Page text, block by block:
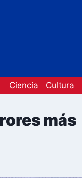
Ciencia Cultura
más